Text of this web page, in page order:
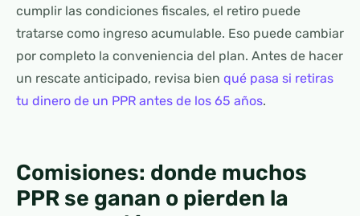
cumplir las condiciones fiscales, el retiro puede
tratarse como ingreso acumulable. Eso puede cambiar
por completo la conveniencia del plan. Antes de hacer
un rescate anticipado, revisa bien qué pasa si retiras
tu dinero de un PPR antes de los 65 años.
Comisiones: donde muchos
PPR se ganan o pierden la